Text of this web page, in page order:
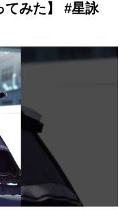
てみた】 #星詠